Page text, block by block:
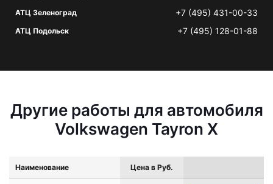
АТЦ Зеленоград +7 (495) 431-00-33
АТЦ Подольск +7 (495) 128-01-88
Другие работы для автомобиля
Volkswagen Tayron X
Наименование Цена в Руб.